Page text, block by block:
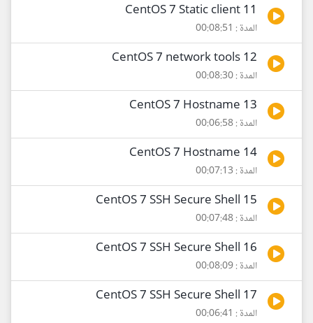
11 CentOS 7 Static client
المدة : 00:08:51
12 CentOS 7 network tools
المدة : 00:08:30
13 CentOS 7 Hostname
المدة : 00:06:58
14 CentOS 7 Hostname
المدة : 00:07:13
15 CentOS 7 SSH Secure Shell
المدة : 00:07:48
16 CentOS 7 SSH Secure Shell
المدة : 00:08:09
17 CentOS 7 SSH Secure Shell
المدة : 00:06:41